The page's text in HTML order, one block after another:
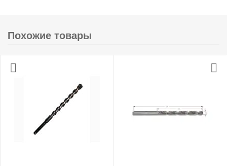
Похожие товары